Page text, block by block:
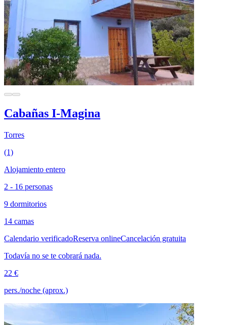
Cabañas I-Magina
Torres
(1)
Alojamiento entero
2 - 16 personas
9 dormitorios
14 camas
Calendario verificadoReserva onlineCancelación gratuita
Todavía no se te cobrará nada.
22 €
pers./noche (aprox.)